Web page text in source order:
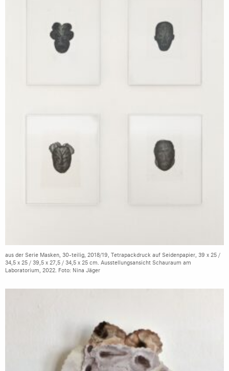
aus der Serie Masken, 30-teilig, 2018/19, Tetrapackdruck auf Seidenpapier, 39 x 25 /
34,5 x 25 / 39,5 x 27,5 / 34,5 x 25 cm. Ausstellungsansicht Schauraum am
Laboratorium, 2022. Foto: Nina Jäger